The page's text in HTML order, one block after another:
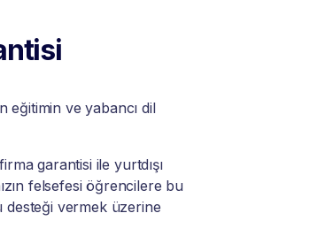
eğitimin ve yabancı dil
garantisi ile yurtdışı
felsefesi öğrencilere bu
desteği vermek üzerine